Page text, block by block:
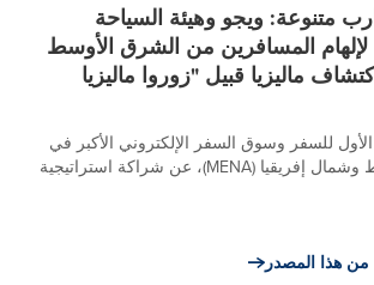
متنوعة: ويجو وهيئة السياحة
لإلهام المسافرين من الشرق الأوسط
ماليزيا قبيل "زوروا ماليزيا
للسفر وسوق السفر الإلكتروني الأكبر في
منطقة الشرق الأوسط وشمال إفريقيا (MENA)، عن شراكة استراتيجية
من هذا المصدر